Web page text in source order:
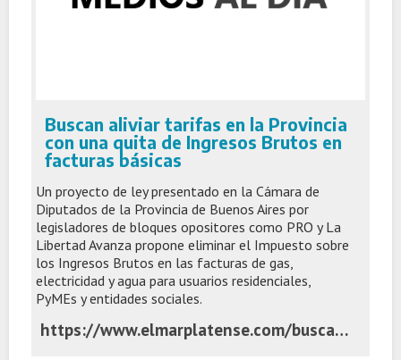
Buscan aliviar tarifas en la Provincia
con una quita de Ingresos Brutos en
facturas básicas
Un proyecto de ley presentado en la Cámara de
Diputados de la Provincia de Buenos Aires por
legisladores de bloques opositores como PRO y La
Libertad Avanza propone eliminar el Impuesto sobre
los Ingresos Brutos en las facturas de gas,
electricidad y agua para usuarios residenciales,
PyMEs y entidades sociales.
https://www.elmarplatense.com/buscan-aliviar-tarifas-en-la-provincia-con-una-quita-de-ingresos-brutos-en-facturas-basicas